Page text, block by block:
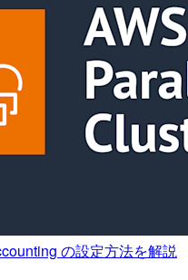
の設定方法を解説